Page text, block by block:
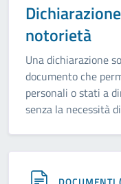
notorietà
Una dichiarazione
documento che
personali o stati a
senza la necessità